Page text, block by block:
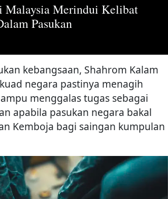
Malaysia Merindui Kelibat
Pasukan
kebangsaan, Shahrom Kalam
negara pastinya menagih
menggalas tugas sebagai
apabila pasukan negara bakal
Kemboja bagi saingan kumpulan